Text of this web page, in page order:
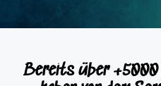
Bereits über +5000